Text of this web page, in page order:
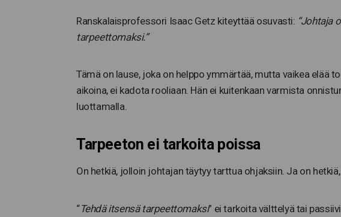
Ranskalaisprofessori Isaac Getz kiteyttää osuvasti: “Johtaja
tarpeettomaksi.”
Tämä on lause, joka on helppo ymmärtää, mutta vaikea elää
aikoina, ei kadota rooliaan. Hän ei kuitenkaan varmista
luottamalla.
Tarpeeton ei tarkoita poissa
On hetkiä, jolloin johtajan täytyy tarttua ohjaksiin. Ja on
“Tehdä itsensä tarpeettomaksi” ei tarkoita välttelyä tai